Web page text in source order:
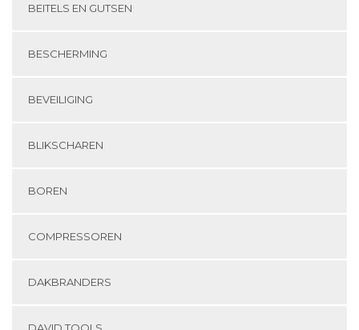
BEITELS EN GUTSEN
BESCHERMING
BEVEILIGING
BLIKSCHAREN
BOREN
COMPRESSOREN
DAKBRANDERS
DAVID TOOLS